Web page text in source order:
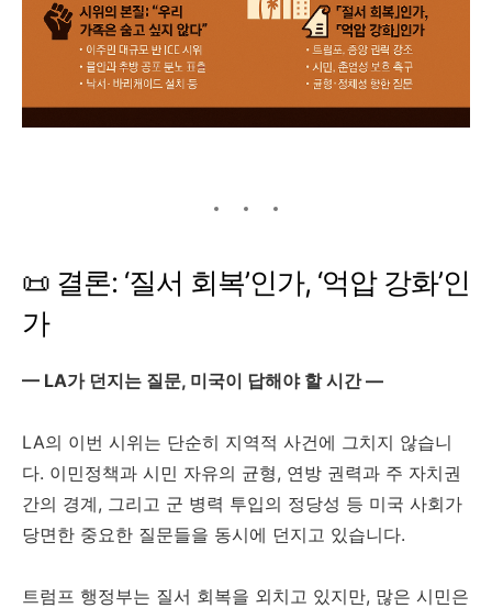
📜 결론: ‘질서 회복’인가, ‘억압 강화’인
가
— LA가 던지는 질문, 미국이 답해야 할 시간 —
LA의 이번 시위는 단순히 지역적 사건에 그치지 않습니
다. 이민정책과 시민 자유의 균형, 연방 권력과 주 자치권
간의 경계, 그리고 군 병력 투입의 정당성 등 미국 사회가
당면한 중요한 질문들을 동시에 던지고 있습니다.
트럼프 행정부는 질서 회복을 외치고 있지만, 많은 시민은